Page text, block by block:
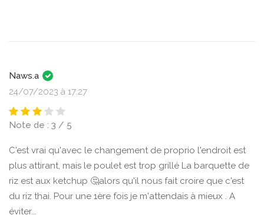
Naws.a
24/07/2023 à 17:27
Note de : 3 / 5
C'est vrai qu'avec le changement de proprio l'endroit est
plus attirant, mais le poulet est trop grillé La barquette de
riz est aux ketchup 🤔alors qu'il nous fait croire que c'est
du riz thai. Pour une 1ère fois je m'attendais à mieux . A
éviter...